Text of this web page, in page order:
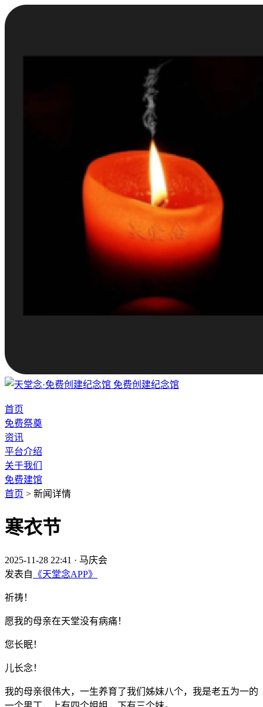
免费创建纪念馆
首页
免费祭奠
资讯
平台介绍
关于我们
免费建馆
首页 > 新闻详情
寒衣节
2025-11-28 22:41 · 马庆会
发表自 《天堂念APP》
祈祷！
愿我的母亲在天堂没有病痛！
您长眠！
儿长念！
我的母亲很伟大，一生养育了我们姊妹八个，我是老五为一的